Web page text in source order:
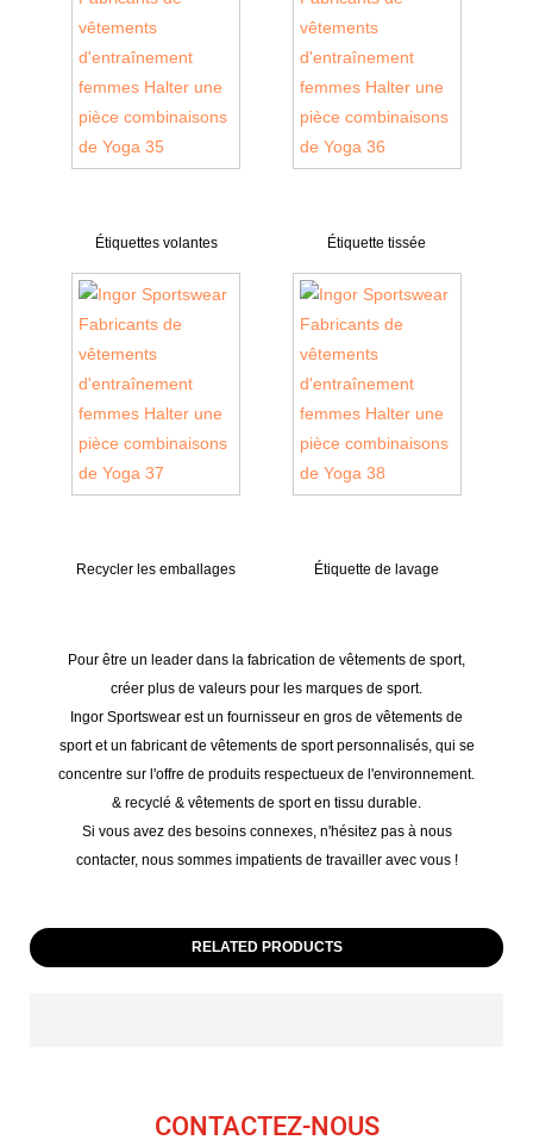
Étiquettes volantes Étiquette tissée
Recycler les emballages Étiquette de lavage
Pour être un leader dans la fabrication de vêtements de sport,
créer plus de valeurs pour les marques de sport.
Ingor Sportswear est un fournisseur en gros de vêtements de
sport et un fabricant de vêtements de sport personnalisés, qui se
concentre sur l'offre de produits respectueux de l'environnement.
& recyclé & vêtements de sport en tissu durable.
Si vous avez des besoins connexes, n'hésitez pas à nous
contacter, nous sommes impatients de travailler avec vous !
RELATED PRODUCTS
CONTACTEZ-NOUS